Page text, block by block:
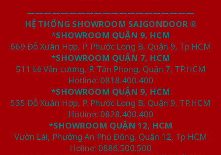
————————————————————
HỆ THỐNG SHOWROOM SAIGONDOOR ®
*SHOWROOM QUẬN 9, HCM
669 Đỗ Xuân Hợp, P. Phước Long B, Quận 9, Tp HCM
*SHOWROOM QUẬN 7, HCM
511 Lê Văn Lương, P. Tân Phong, Quận 7, TP.HCM
Hotline: 0818.400.400
*SHOWROOM QUẬN 9, HCM
535 Đỗ Xuân Hợp, P. Phước Long B, Quận 9, TP.HCM
Hotline: 0828.400.400
*SHOWROOM QUẬN 12, HCM
Vườn Lài, Phường An Phú Đông, Quận 12, Tp HCM
Holine: 0886.500.500